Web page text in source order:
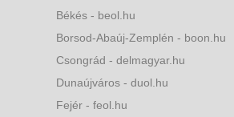
Békés - beol.hu
Borsod-Abaúj-Zemplén - boon.hu
Csongrád - delmagyar.hu
Dunaújváros - duol.hu
Fejér - feol.hu